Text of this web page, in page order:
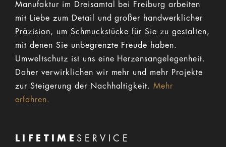
Manufaktur im Dreisamtal bei Freiburg arbeiten
mit Liebe zum Detail und großer handwerklicher
Präzision, um Schmuckstücke für Sie zu gestalten,
mit denen Sie unbegrenzte Freude haben.
Umweltschutz ist uns eine Herzensangelegenheit.
Daher verwirklichen wir mehr und mehr Projekte
zur Steigerung der Nachhaltigkeit.Mehr
erfahren.
LIFETIME SERVICE